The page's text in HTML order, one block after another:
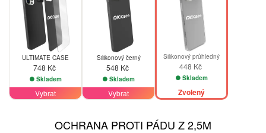
ULTIMATE CASE
748 Kč
Skladem
Vybrat
Silikonový černý
548 Kč
Skladem
Vybrat
Silikonový průhledný
448 Kč
Skladem
Zvolený
OCHRANA PROTI PÁDU Z 2,5M